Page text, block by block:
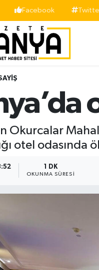
Facebook
Okurcalar
otel odasında
1 DK
OKUNMA SÜRESI
ve Fikstür